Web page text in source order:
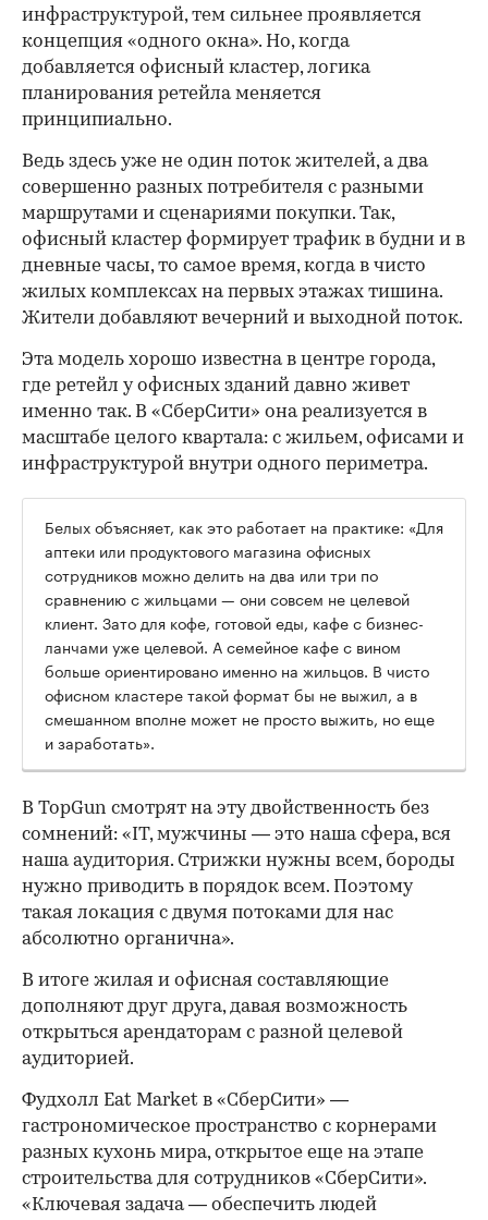
инфраструктурой, тем сильнее проявляется
концепция «одного окна». Но, когда
добавляется офисный кластер, логика
планирования ретейла меняется
принципиально.
Ведь здесь уже не один поток жителей, а два
совершенно разных потребителя с разными
маршрутами и сценариями покупки. Так,
офисный кластер формирует трафик в будни и в
дневные часы, то самое время, когда в чисто
жилых комплексах на первых этажах тишина.
Жители добавляют вечерний и выходной поток.
Эта модель хорошо известна в центре города,
где ретейл у офисных зданий давно живет
именно так. В «СберСити» она реализуется в
масштабе целого квартала: с жильем, офисами и
инфраструктурой внутри одного периметра.
Белых объясняет, как это работает на практике: «Для
аптеки или продуктового магазина офисных
сотрудников можно делить на два или три по
сравнению с жильцами — они совсем не целевой
клиент. Зато для кофе, готовой еды, кафе с бизнес-
ланчами уже целевой. А семейное кафе с вином
больше ориентировано именно на жильцов. В чисто
офисном кластере такой формат бы не выжил, а в
смешанном вполне может не просто выжить, но еще
и заработать».
В TopGun смотрят на эту двойственность без
сомнений: «IT, мужчины — это наша сфера, вся
наша аудитория. Стрижки нужны всем, бороды
нужно приводить в порядок всем. Поэтому
такая локация с двумя потоками для нас
абсолютно органична».
В итоге жилая и офисная составляющие
дополняют друг друга, давая возможность
открыться арендаторам с разной целевой
аудиторией.
Фудхолл Eat Market в «СберСити» —
гастрономическое пространство с корнерами
разных кухонь мира, открытое еще на этапе
строительства для сотрудников «СберСити».
«Ключевая задача — обеспечить людей